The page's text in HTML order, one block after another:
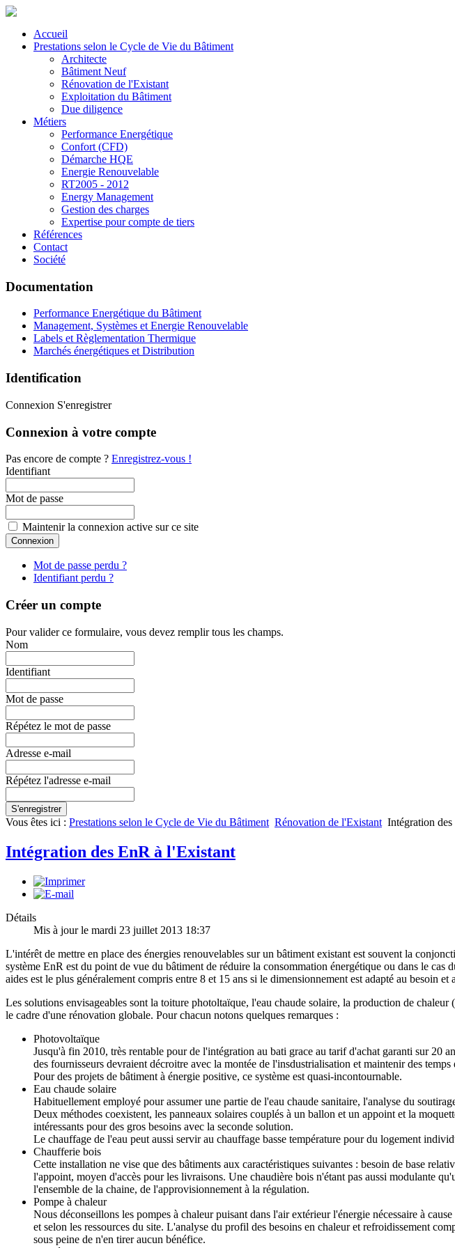
Accueil
Prestations selon le Cycle de Vie du Bâtiment
Architecte
Bâtiment Neuf
Rénovation de l'Existant
Exploitation du Bâtiment
Due diligence
Métiers
Performance Energétique
Confort (CFD)
Démarche HQE
Energie Renouvelable
RT2005 - 2012
Energy Management
Gestion des charges
Expertise pour compte de tiers
Références
Contact
Société
Documentation
Performance Energétique du Bâtiment
Management, Systèmes et Energie Renouvelable
Labels et Règlementation Thermique
Marchés énergétiques et Distribution
Identification
Connexion S'enregistrer
Connexion à votre compte
Pas encore de compte ? Enregistrez-vous !
Identifiant
Mot de passe
Maintenir la connexion active sur ce site
Mot de passe perdu ?
Identifiant perdu ?
Créer un compte
Pour valider ce formulaire, vous devez remplir tous les champs.
Nom
Identifiant
Mot de passe
Répétez le mot de passe
Adresse e-mail
Répétez l'adresse e-mail
S'enregistrer
Vous êtes ici : Prestations selon le Cycle de Vie du Bâtiment Rénovation de l'Existant Intégration
Intégration des EnR à l'Existant
Détails
Mis à jour le mardi 23 juillet 2013 18:37
L'intérêt de mettre en place des énergies renouvelables sur un bâtiment existant est souvent la
système EnR est du point de vue du bâtiment de réduire la consommation énergétique ou dans le
aides est le plus généralement compris entre 8 et 15 ans si le dimensionnement est adapté au besoin et
Les solutions envisageables sont la toiture photoltaïque, l'eau chaude solaire, la production de
le cadre d'une rénovation globale. Pour chacun notons quelques remarques :
Photovoltaïque
Jusqu'à fin 2010, très rentable pour de l'intégration au bati grace au tarif d'achat garanti sur 20
des fournisseurs devraient décroitre avec la montée de l'insdustrialisation et maintenir des temps
Pour des projets de bâtiment à énergie positive, ce système est quasi-incontournable.
Eau chaude solaire
Habituellement employé pour assumer une partie de l'eau chaude sanitaire, l'analyse du
Deux méthodes coexistent, les panneaux solaires couplés à un ballon et un appoint et la
intéressants pour des gros besoins avec la seconde solution.
Le chauffage de l'eau peut aussi servir au chauffage basse température pour du logement
Chaufferie bois
Cette installation ne vise que des bâtiments aux caractéristiques suivantes : besoin de base
l'appoint, moyen d'accès pour les livraisons. Une chaudière bois n'étant pas aussi modulante
l'ensemble de la chaine, de l'approvisionnement à la régulation.
Pompe à chaleur
Nous déconseillons les pompes à chaleur puisant dans l'air extérieur l'énergie nécessaire à
et selon les ressources du site. L'analyse du profil des besoins en chaleur et refroidissement
sous peine de n'en tirer aucun bénéfice.